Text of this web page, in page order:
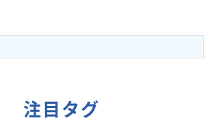
注目タグ